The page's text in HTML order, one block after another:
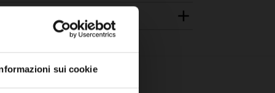
sui cookie